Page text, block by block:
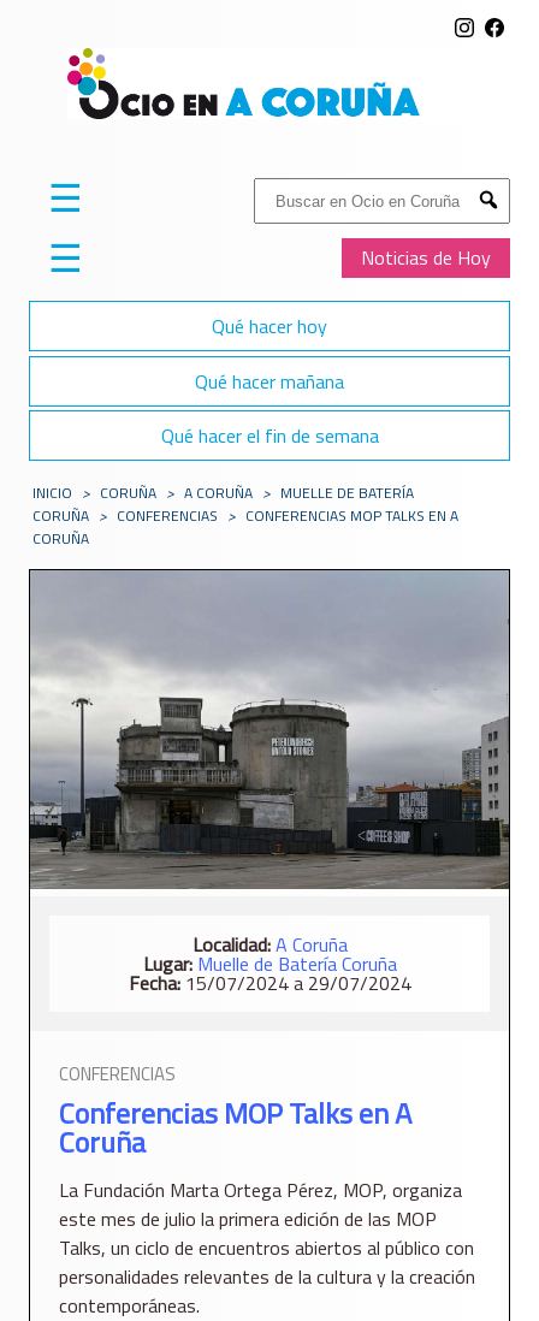
Buscar:
Submit
Noticias de Hoy
☰
☰
Qué hacer hoy
Qué hacer mañana
Qué hacer el fin de semana
INICIO > CORUÑA > A CORUÑA > MUELLE DE BATERÍA
CORUÑA > CONFERENCIAS > CONFERENCIAS MOP TALKS EN A
CORUÑA
Localidad:A Coruña
Lugar: Muelle de Batería Coruña
Fecha:15/07/2024 a 29/07/2024
CONFERENCIAS
Conferencias MOP Talks en A
Coruña
La Fundación Marta Ortega Pérez, MOP, organiza
este mes de julio la primera edición de las MOP
Talks, un ciclo de encuentros abiertos al público con
personalidades relevantes de la cultura y la creación
contemporáneas.